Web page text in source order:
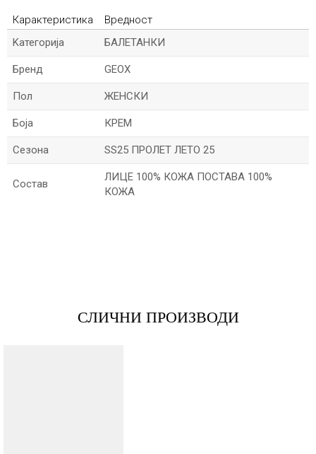
Карактеристика
Вредност
Kатегорија
БАЛЕТАНКИ
Бренд GEOX
Пол ЖЕНСКИ
Боја КРЕМ
Сезона SS25 ПРОЛЕТ ЛЕТО 25
Состав
ЛИЦЕ 100% КОЖА ПОСТАВА 100%
КОЖА
СЛИЧНИ ПРОИЗВОДИ